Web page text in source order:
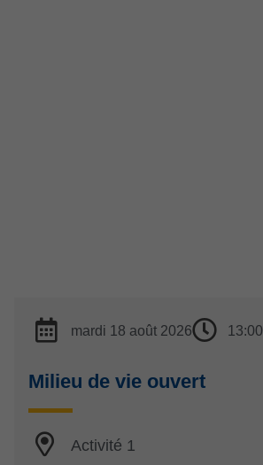
mardi 18 août 2026 13:00
Milieu de vie ouvert
Activité 1